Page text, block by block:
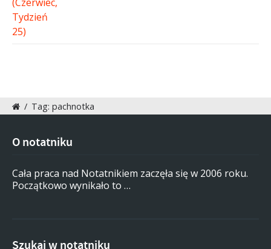
/ Tag: pachnotka
O notatniku
Cała praca nad Notatnikiem zaczęła się w 2006 roku.
Początkowo wynikało to …
Szukaj w notatniku